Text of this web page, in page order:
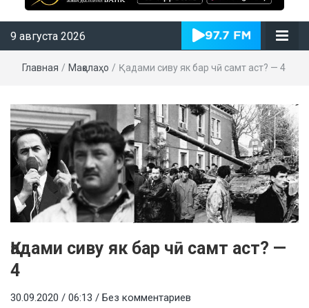
9 августа 2026
Главная / Мақолаҳо / Қадами сиву як бар чӣ самт аст? — 4
Қадами сиву як бар чӣ самт аст? —
4
30.09.2020 / 06:13 / Без комментариев